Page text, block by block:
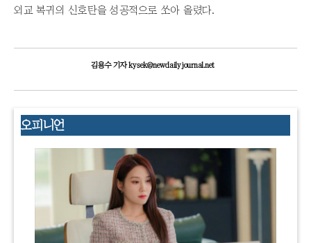
외교 복귀의 신호탄을 성공적으로 쏘아 올렸다.
김용수 기자 kysek@newdailyjournal.net
오피니언